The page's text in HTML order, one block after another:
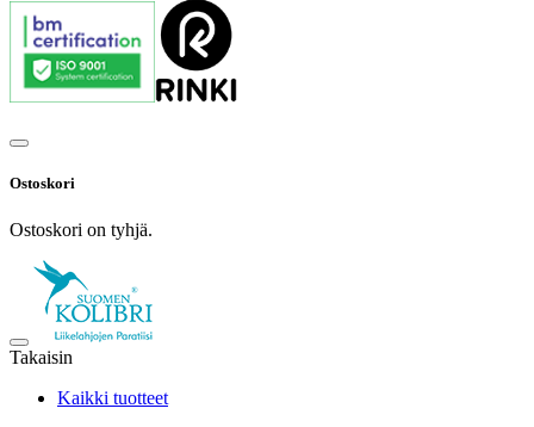
Ostoskori
Ostoskori on tyhjä.
Takaisin
Kaikki tuotteet